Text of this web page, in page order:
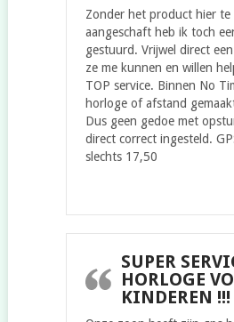
Zonder het product hier te
aangeschaft heb ik toch
gestuurd. Vrijwel direct
ze me kunnen en willen
TOP service. Binnen No
horloge of afstand
Dus geen gedoe met
direct correct ingesteld.
slechts 17,50
SUPER
HORLOGE
KINDEREN !!!